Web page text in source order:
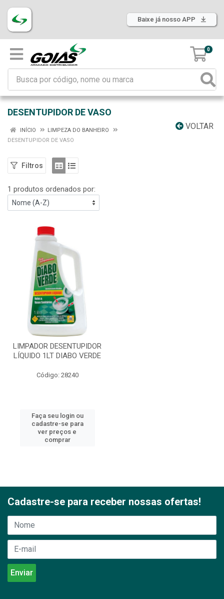
Baixe já nosso APP
0
DESENTUPIDOR DE VASO
VOLTAR
INÍCIO
LIMPEZA DO BANHEIRO
DESENTUPIDOR DE VASO
Filtros
1 produtos ordenados por:
LIMPADOR DESENTUPIDOR
LÍQUIDO 1LT DIABO VERDE
Código: 28240
Faça seu login ou
cadastre-se para
ver preços e
comprar
Cadastre-se para receber nossas ofertas!